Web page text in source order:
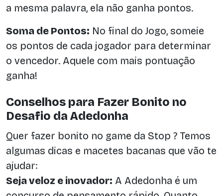
a mesma palavra, ela não ganha pontos.
Soma de Pontos: No final do Jogo, someie
os pontos de cada jogador para determinar
o vencedor. Aquele com mais pontuação
ganha!
Conselhos para Fazer Bonito no
Desafio da Adedonha
Quer fazer bonito no game da Stop ? Temos
algumas dicas e macetes bacanas que vão te
ajudar:
Seja veloz e inovador: A Adedonha é um